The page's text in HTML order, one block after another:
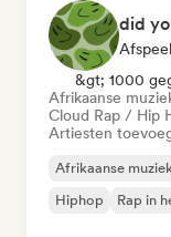
did
&gt; 1000
Afrikaanse
Cloud Rap / Hip
Artiesten
Afrikaanse
Hiphop
Rap in